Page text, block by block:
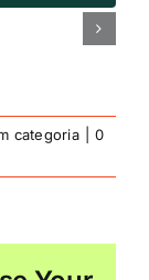
categoria
0